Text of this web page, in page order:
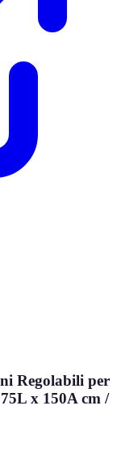
Regolabili per
x 150A cm /